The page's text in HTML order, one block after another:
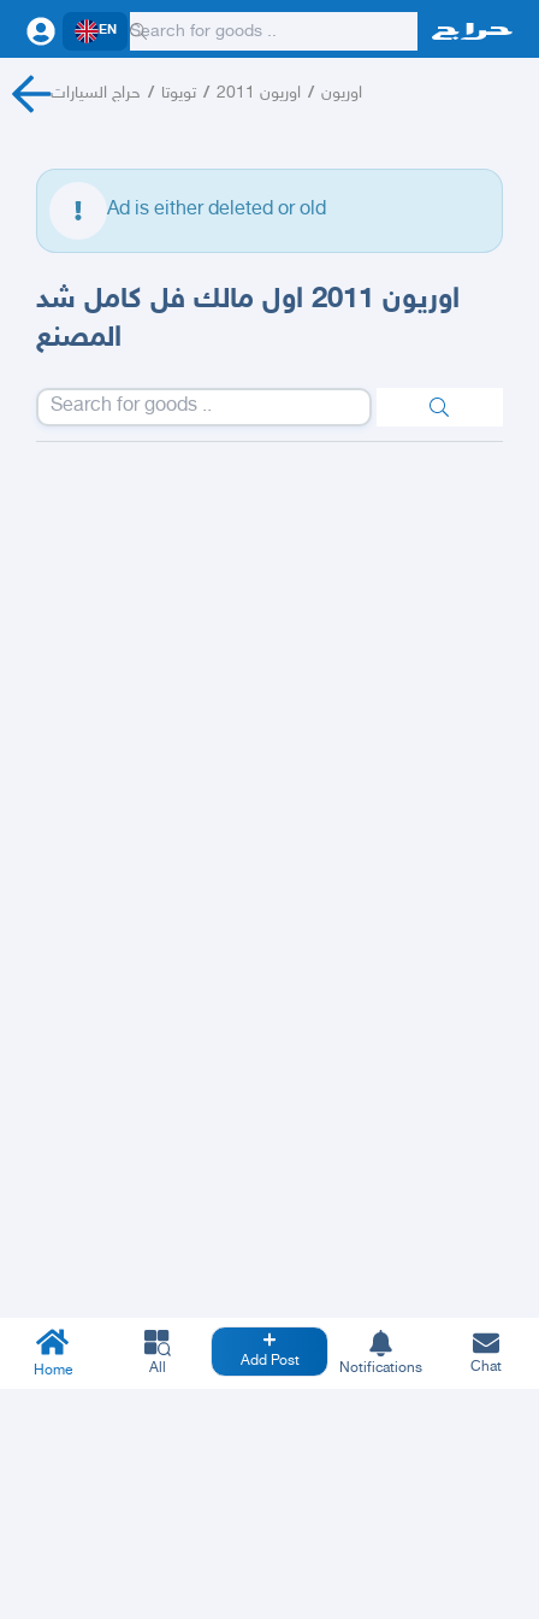
EN
حراج السيارات / تويوتا / اوريون 2011 / اوريون
Ad is either deleted or old
اوريون 2011 اول مالك فل كامل شد
المصنع
Home All Add Post Notifications Chat